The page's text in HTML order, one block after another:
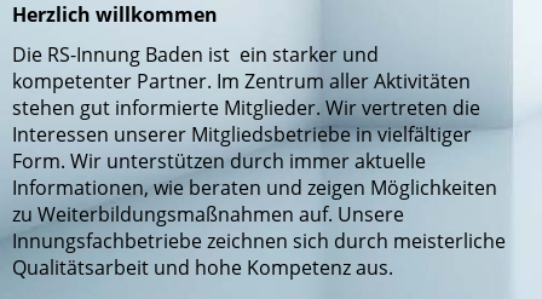
Herzlich willkommen
Die RS-Innung Baden ist ein starker und
kompetenter Partner. Im Zentrum aller Aktivitäten
stehen gut informierte Mitglieder. Wir vertreten die
Interessen unserer Mitgliedsbetriebe in vielfältiger
Form. Wir unterstützen durch immer aktuelle
Informationen, wie beraten und zeigen Möglichkeiten
zu Weiterbildungsmaßnahmen auf. Unsere
Innungsfachbetriebe zeichnen sich durch meisterliche
Qualitätsarbeit und hohe Kompetenz aus.